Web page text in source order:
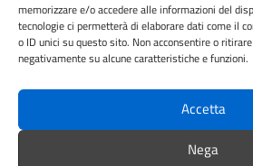
memorizzare e/o accedere alle informazioni del
tecnologie ci permetterà di elaborare dati come il
o ID unici su questo sito. Non acconsentire o
negativamente su alcune caratteristiche e funzioni.
Accetta
Nega
Informativa privacy
Cookie Policy (UE)
Dichiarazione di accessibilità
SEGUICI SU